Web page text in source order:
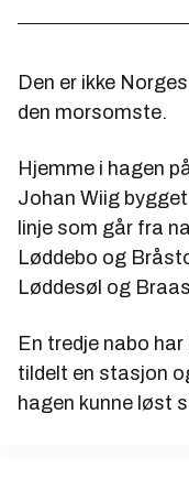
Den er ikke
den morsomste.
Hjemme i hagen
Johan Wiig
linje som går fra
Løddebo og
Løddesøl og
En tredje nabo
tildelt en stasjon
hagen kunne løst